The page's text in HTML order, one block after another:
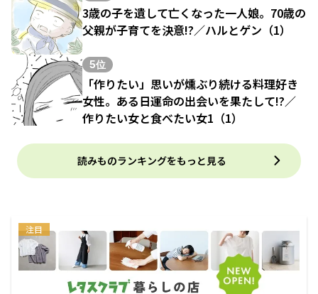
3歳の子を遺して亡くなった一人娘。70歳の
父親が子育てを決意!?／ハルとゲン（1）
5位
「作りたい」思いが燻ぶり続ける料理好き
女性。ある日運命の出会いを果たして!?／
作りたい女と食べたい女1（1）
読みものランキングをもっと見る
注目